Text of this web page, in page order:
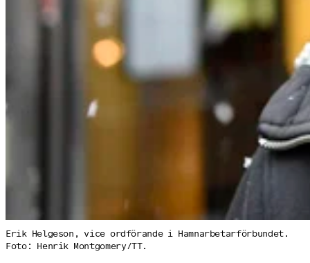
Erik Helgeson, vice ordförande i Hamnarbetarförbundet.
Foto: Henrik Montgomery/TT.